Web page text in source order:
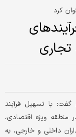
کرد
گفت: با تسهیل فرآیند
ویژه اقتصادی،
داخلی و خارجی، به